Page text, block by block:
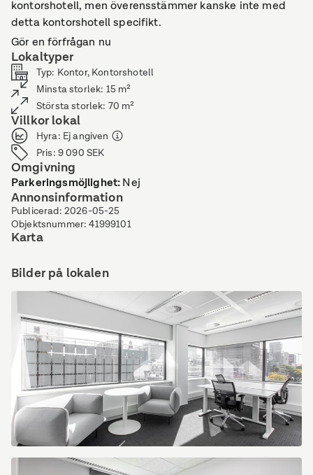
kontorshotell, men överensstämmer kanske inte med
detta kontorshotell specifikt.
Gör en förfrågan nu
Lokaltyper
Typ: Kontor, Kontorshotell
Minsta storlek: 15 m²
Största storlek: 70 m²
Villkor lokal
Hyra: Ej angiven
Pris: 9 090 SEK
Omgivning
Parkeringsmöjlighet:Nej
Annonsinformation
Publicerad: 2026-05-25
Objektsnummer:41999101
Karta
Bilder på lokalen
Mittelgroßen